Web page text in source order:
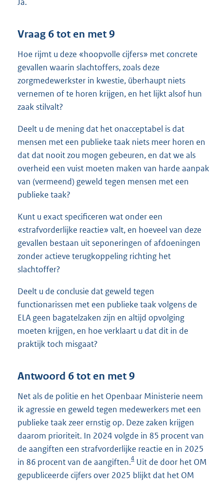
Vraag 6 tot en met 9
Hoe rijmt u deze «hoopvolle cijfers» met concrete
gevallen waarin slachtoffers, zoals deze
zorgmedewerkster in kwestie, überhaupt niets
vernemen of te horen krijgen, en het lijkt alsof hun
zaak stilvalt?
Deelt u de mening dat het onacceptabel is dat
mensen met een publieke taak niets meer horen en
dat dat nooit zou mogen gebeuren, en dat we als
overheid een vuist moeten maken van harde aanpak
van (vermeend) geweld tegen mensen met een
publieke taak?
Kunt u exact specificeren wat onder een
«strafvorderlijke reactie» valt, en hoeveel van deze
gevallen bestaan uit seponeringen of afdoeningen
zonder actieve terugkoppeling richting het
slachtoffer?
Deelt u de conclusie dat geweld tegen
functionarissen met een publieke taak volgens de
ELA geen bagatelzaken zijn en altijd opvolging
moeten krijgen, en hoe verklaart u dat dit in de
praktijk toch misgaat?
Antwoord 6 tot en met 9
Net als de politie en het Openbaar Ministerie neem
ik agressie en geweld tegen medewerkers met een
publieke taak zeer ernstig op. Deze zaken krijgen
daarom prioriteit. In 2024 volgde in 85 procent van
de aangiften een strafvorderlijke reactie en in 2025
in 86 procent van de aangiften.4 Uit de door het OM
gepubliceerde cijfers over 2025 blijkt dat het OM